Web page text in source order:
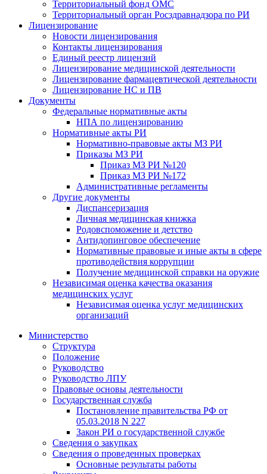
Территориальный фонд ОМС
Территориальный орган Росздравнадзора по РИ
Лицензирование
Новости лицензирования
Контакты лицензирования
Единый реестр лицензий
Лицензирование медицинской деятельности
Лицензирование фармацевтической деятельности
Лицензирование НС и ПВ
Документы
Федеральные нормативные акты
НПА по лицензированию
Нормативные акты РИ
Нормативно-правовые акты МЗ РИ
Приказы МЗ РИ
Приказ МЗ РИ №120
Приказ МЗ РИ №172
Административные регламенты
Другие документы
Диспансеризация
Личная медицинская книжка
Родовспоможение и детство
Антидопинговое обеспечение
Нормативные правовые и иные акты в сфере
противодействия коррупции
Получение медицинской справки на оружие
Независимая оценка качества оказания
медицинских услуг
Независимая оценка услуг медицинскиx
организаций
Министерство
Структура
Положение
Руководство
Руководство ЛПУ
Правовые основы деятельности
Государственная служба
Постановление правительства РФ от
05.03.2018 N 227
Закон РИ о государственной службе
Сведения о закупках
Сведения о проведенных проверках
Основные результаты работы